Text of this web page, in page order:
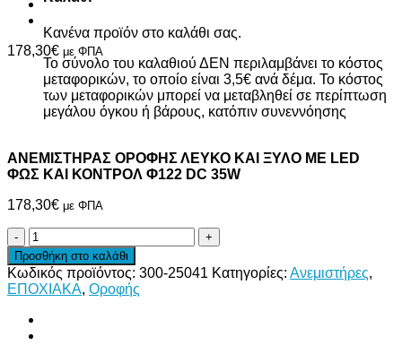
Κανένα προϊόν στο καλάθι σας.
Το σύνολο του καλαθιού ΔΕΝ περιλαμβάνει το κόστος
μεταφορικών, το οποίο είναι 3,5€ ανά δέμα. Το κόστος
των μεταφορικών μπορεί να μεταβληθεί σε περίπτωση
μεγάλου όγκου ή βάρους, κατόπιν συνεννόησης
178,30€ με ΦΠΑ
ΑΝΕΜΙΣΤΗΡΑΣ ΟΡΟΦΗΣ ΛΕΥΚΟ ΚΑΙ ΞΥΛΟ ΜΕ LED
ΦΩΣ ΚΑΙ ΚΟΝΤΡΟΛ Φ122 DC 35W
178,30€ με ΦΠΑ
ΑΝΕΜΙΣΤΗΡΑΣ
ΟΡΟΦΗΣ
ΛΕΥΚΟ
ΚΑΙ
ΞΥΛΟ
ΜΕ
LED
Προσθήκη στο καλάθι
Κωδικός προϊόντος: 300-25041 Κατηγορίες: Ανεμιστήρες,
ΕΠΟΧΙΑΚΑ, Οροφής